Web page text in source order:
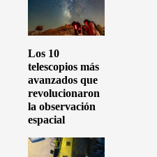
Los 10
telescopios más
avanzados que
revolucionaron
la observación
espacial